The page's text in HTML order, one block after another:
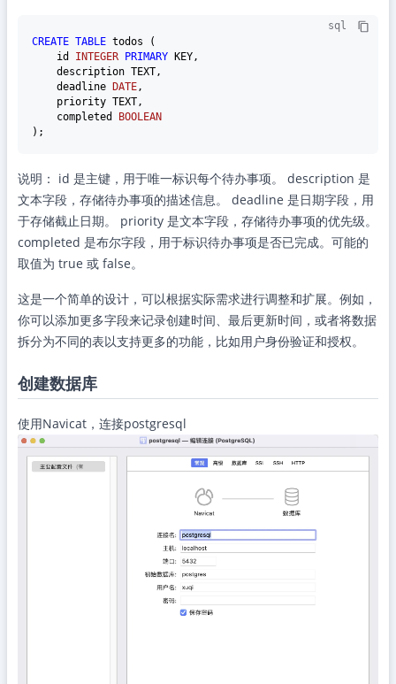
sql
CREATE TABLE todos (
    id
INTEGER PRIMARY KEY,
    deadline
DATE,
    completed
BOOLEAN
说明： id 是主键，用于唯一标识每个待办事项。 description 是
文本字段，存储待办事项的描述信息。 deadline 是日期字段，用
于存储截止日期。 priority 是文本字段，存储待办事项的优先级。
completed 是布尔字段，用于标识待办事项是否已完成。可能的
取值为 true 或 false。
这是一个简单的设计，可以根据实际需求进行调整和扩展。例如，
你可以添加更多字段来记录创建时间、最后更新时间，或者将数据
拆分为不同的表以支持更多的功能，比如用户身份验证和授权。
创建数据库
使用Navicat，连接postgresql